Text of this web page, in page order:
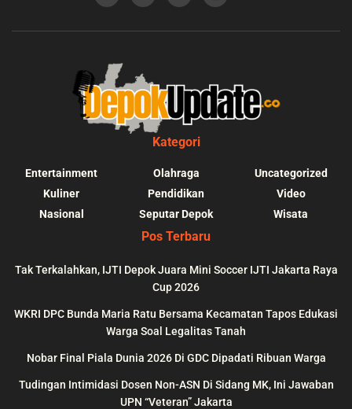
Kategori
Entertainment
Kuliner
Nasional
Olahraga
Pendidikan
Seputar Depok
Uncategorized
Video
Wisata
Pos Terbaru
Tak Terkalahkan, IJTI Depok Juara Mini Soccer IJTI Jakarta Raya
Cup 2026
WKRI DPC Bunda Maria Ratu Bersama Kecamatan Tapos Edukasi
Warga Soal Legalitas Tanah
Nobar Final Piala Dunia 2026 Di GDC Dipadati Ribuan Warga
Tudingan Intimidasi Dosen Non-ASN Di Sidang MK, Ini Jawaban
UPN “Veteran” Jakarta
depokupdate.co/wp-
line
:
content/themes/
could be found in